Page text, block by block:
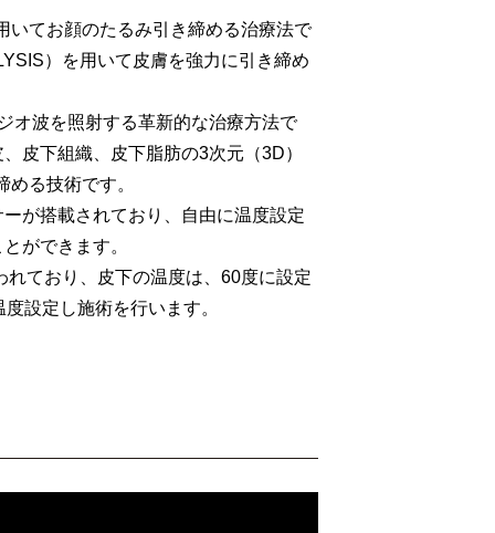
いてお顔のたるみ引き締める治療法で
）を用いて皮膚を強力に引き締め
オ波を照射する革新的な治療方法で
皮下組織、皮下脂肪の3次元（3D）
る技術です。
が搭載されており、自由に温度設定
ができます。
ており、皮下の温度は、60度に設定
設定し施術を行います。